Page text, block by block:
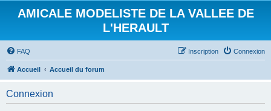
AMICALE MODELISTE DE LA VALLEE DE
L'HERAULT
FAQ Connexion
Inscription
Accueil Accueil du forum
Connexion